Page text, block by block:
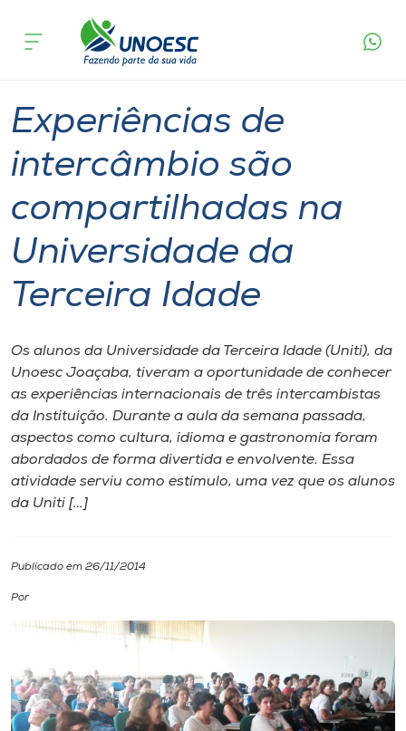
Cursos
Pesquisa
Atendimento ao Estudante
Portal de Ensino
Internacionalização
I.nova
Diplomados
Editora
acontece
Idade
Graduação
Experiências de
intercâmbio são
compartilhadas na
Universidade da
Terceira Idade
Os alunos da Universidade da Terceira Idade (Uniti), da
Unoesc Joaçaba, tiveram a oportunidade de conhecer
as experiências internacionais de três intercambistas
da Instituição. Durante a aula da semana passada,
aspectos como cultura, idioma e gastronomia foram
abordados de forma divertida e envolvente. Essa
atividade serviu como estímulo, uma vez que os alunos
da Uniti […]
Publicado em 26/11/2014
Por